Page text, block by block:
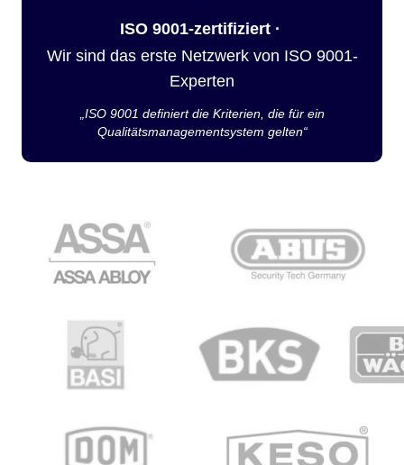
ISO 9001-zertifiziert ·
Wir sind das erste Netzwerk von ISO 9001-
Experten
„ISO 9001 definiert die Kriterien, die für ein
Qualitätsmanagementsystem gelten“